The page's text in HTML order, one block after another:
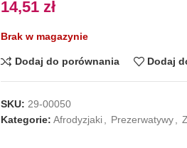
14,51 zł
Brak w magazynie
Dodaj do porównania Dodaj
SKU: 29-00050
Kategorie: Afrodyzjaki Prezerwatywy